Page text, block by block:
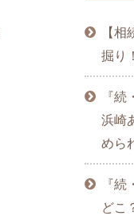
【
掘り
『
浜崎
めら
『
どこ